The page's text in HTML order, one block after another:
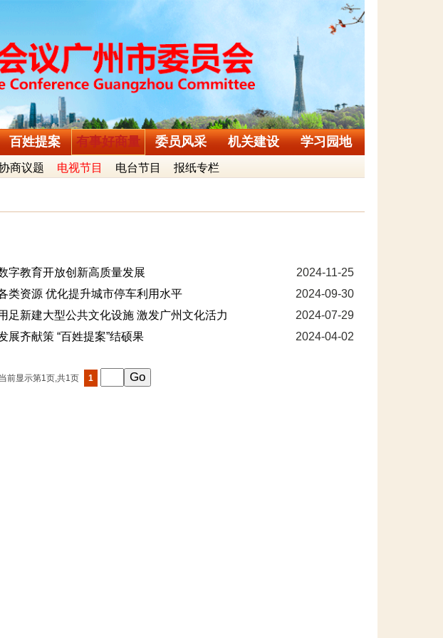
百姓提案 有事好商量
商议题 电视节目 电台节目 报纸专栏
委员风采 机关建设 学习园地
2024-11-25
字教育开放创新高质量发展
2024-09-30
类资源 优化提升城市停车利用水平
2024-07-29
足新建大型公共文化设施 激发广州文化活力
2024-04-02
齐献策 “百姓提案”结硕果
前显示第1页,共1页 1